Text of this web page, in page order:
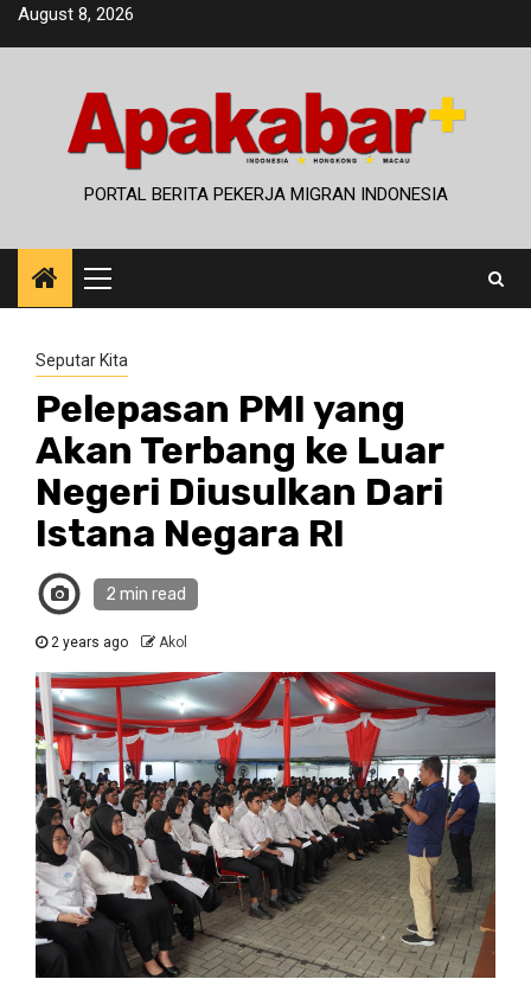
SkipAugust 8, 2026
PORTAL BERITA PEKERJA MIGRAN INDONESIA
Primary
Menu
Seputar Kita
Pelepasan PMI yang
Akan Terbang ke Luar
Negeri Diusulkan Dari
Istana Negara RI
2 min read
2 years ago Akol